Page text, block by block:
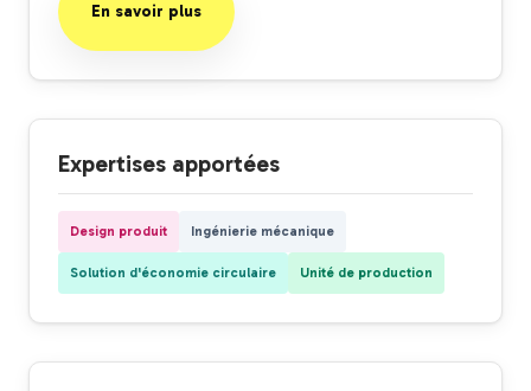
En savoir plus
Expertises apportées
Design produit Ingénierie mécanique
Solution d'économie circulaire Unité de production